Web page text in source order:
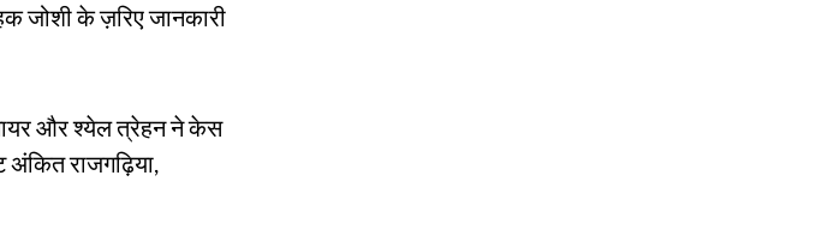
जोशी के ज़रिए जानकारी
और श्येल त्रेहन ने केस
अंकित राजगढ़िया,